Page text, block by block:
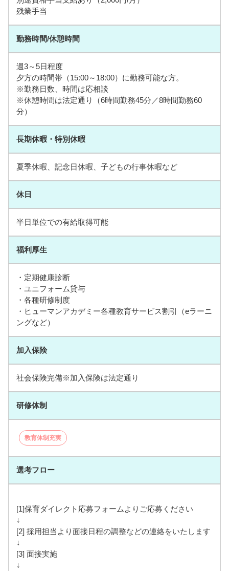
残業手当
勤務時間/休憩時間
週3～5日程度
夕方の時間帯（15:00～18:00）に勤務可能な方。
※勤務日数、時間は応相談
※休憩時間は法定通り（6時間勤務45分／8時間勤務60
分）
長期休暇・特別休暇
夏季休暇、記念日休暇、子どもの行事休暇など
休日
半日単位での有給取得可能
福利厚生
・定期健康診断
・ユニフォーム貸与
・各種研修制度
・ヒューマンアカデミー各種教育サービス割引（eラーニ
ングなど）
加入保険
社会保険完備※加入保険は法定通り
研修体制
教育体制充実
選考フロー
[1]保育ダイレクト応募フォームよりご応募ください
↓
[2] 採用担当より面接日程の調整などの連絡をいたします
↓
[3] 面接実施
↓